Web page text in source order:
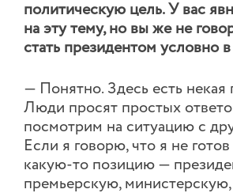
политическую цель. У вас
на эту тему, но вы же не
стать президентом условно
— Понятно. Здесь есть некая
Люди просят простых
посмотрим на ситуацию с
Если я говорю, что я не готов
какую-то позицию —
премьерскую,